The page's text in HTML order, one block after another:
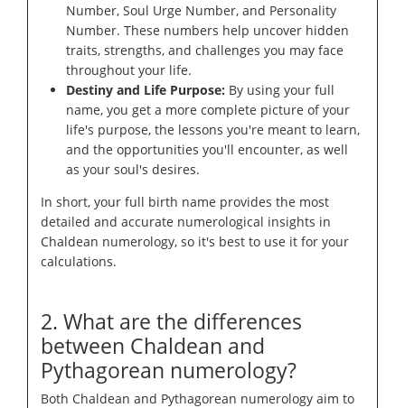
Number, Soul Urge Number, and Personality
Number. These numbers help uncover hidden
traits, strengths, and challenges you may face
throughout your life.
Destiny and Life Purpose: By using your full
name, you get a more complete picture of your
life's purpose, the lessons you're meant to learn,
and the opportunities you'll encounter, as well
as your soul's desires.
In short, your full birth name provides the most
detailed and accurate numerological insights in
Chaldean numerology, so it's best to use it for your
calculations.
2. What are the differences
between Chaldean and
Pythagorean numerology?
Both Chaldean and Pythagorean numerology aim to